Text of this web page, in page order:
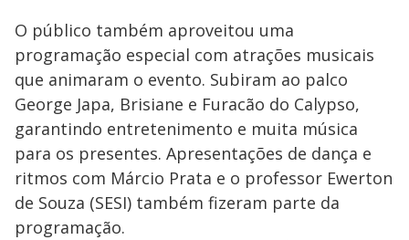
O público também aproveitou uma
programação especial com atrações musicais
que animaram o evento. Subiram ao palco
George Japa, Brisiane e Furacão do Calypso,
garantindo entretenimento e muita música
para os presentes. Apresentações de dança e
ritmos com Márcio Prata e o professor Ewerton
de Souza (SESI) também fizeram parte da
programação.